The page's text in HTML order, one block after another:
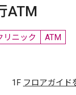
ATM
リニック ATM
1F フロアガイド